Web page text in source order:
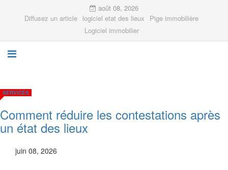
août 08, 2026
Diffusez un article logiciel etat des lieux
Pige immobilière
Logiciel immobilier
SERVICES
Comment réduire les contestations après
un état des lieux
juin 08, 2026